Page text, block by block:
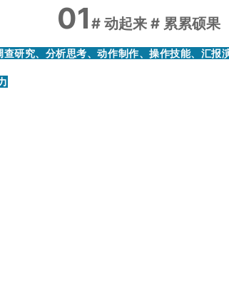
01 # 动起来 # 累累硕果
研究、分析思考、动作制作、操作技能、汇报